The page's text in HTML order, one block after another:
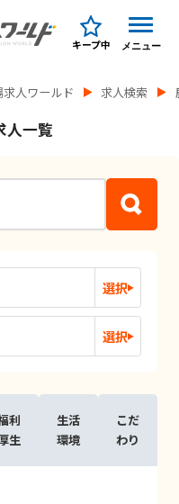
キープ中 メニュー
人ワールド 求人検索
人一覧
選択
選択
利
生
生活
環境
こだ
わり